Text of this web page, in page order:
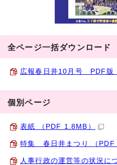
全ページ一括ダウンロード
広報春日井10月号 PDF版
個別ページ
表紙 （PDF 1.8MB）
特集 春日井まつり （PDF
人事行政の運営等の状況に